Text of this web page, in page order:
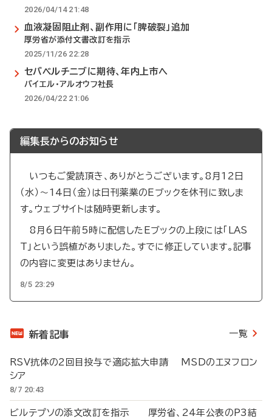
2026/04/14 21:48
血液凝固阻止剤、副作用に「脾破裂」追加
厚労省が添付文書改訂を指示
2025/11/26 22:28
セバベルチニブに期待、年内上市へ
バイエル・アルオウフ社長
2026/04/22 21:06
編集長からのお知らせ
いつもご愛読頂き、ありがとうございます。8月12日
（水）～14日（金）は日刊薬業のEブックを休刊に致しま
す。ウェブサイトは随時更新します。
8月6日午前5時に配信したEブックの上段には「LAS
T」という誤植がありました。すでに修正しています。記事
の内容に変更はありません。
8/5 23:29
新着記事 一覧
RSV抗体の2回目投与で適応拡大申請 MSDのエヌフロン
シア
8/7 20:43
ビルテプソの添文改訂を指示 厚労省、24年公表のP3結